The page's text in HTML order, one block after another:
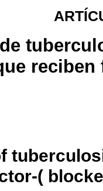
reciben
(